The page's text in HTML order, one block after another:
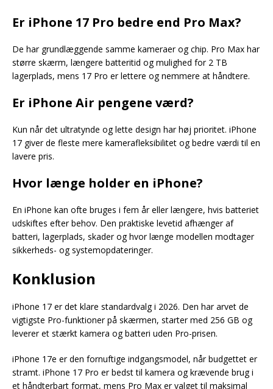
Er iPhone 17 Pro bedre end Pro Max?
De har grundlæggende samme kameraer og chip. Pro Max har
større skærm, længere batteritid og mulighed for 2 TB
lagerplads, mens 17 Pro er lettere og nemmere at håndtere.
Er iPhone Air pengene værd?
Kun når det ultratynde og lette design har høj prioritet. iPhone
17 giver de fleste mere kamerafleksibilitet og bedre værdi til en
lavere pris.
Hvor længe holder en iPhone?
En iPhone kan ofte bruges i fem år eller længere, hvis batteriet
udskiftes efter behov. Den praktiske levetid afhænger af
batteri, lagerplads, skader og hvor længe modellen modtager
sikkerheds- og systemopdateringer.
Konklusion
iPhone 17 er det klare standardvalg i 2026. Den har arvet de
vigtigste Pro-funktioner på skærmen, starter med 256 GB og
leverer et stærkt kamera og batteri uden Pro-prisen.
iPhone 17e er den fornuftige indgangsmodel, når budgettet er
stramt. iPhone 17 Pro er bedst til kamera og krævende brug i
et håndterbart format, mens Pro Max er valget til maksimal